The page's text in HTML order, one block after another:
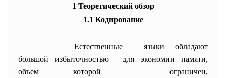
1 Теоретический обзор
1.1 Кодирование
Естественные языки обладают
большой избыточностью для экономии памяти,
объем которой ограничен,